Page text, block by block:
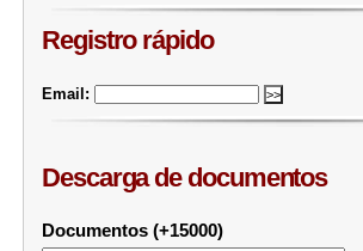
Registro rápido
Email:
Descarga de documentos
Documentos (+15000)